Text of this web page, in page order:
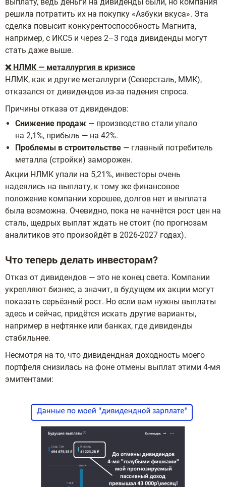
решила потратить их на покупку «Азбуки вкуса». Эта
сделка повысит конкурентоспособность Магнита,
например, с ИКС5 и через 2–3 года дивиденды могут
стать даже выше.
❌ НЛМК — металлургия в кризисе
НЛМК, как и другие металлурги (Северсталь, ММК),
отказался от дивидендов из-за падения спроса.
Причины отказа от дивидендов:
Снижение продаж — производство стали упало
на 2,1%, прибыль — на 42%.
Проблемы в строительстве — главный потребитель
металла (стройки) заморожен.
Акции НЛМК упали на 5,21%, инвесторы очень
надеялись на выплату, к тому же финансовое
положение компании хорошее, долгов нет и выплата
была возможна. Очевидно, пока не начнётся рост цен на
сталь, щедрых выплат ждать не стоит (по прогнозам
аналитиков это произойдёт в 2026-2027 годах).
Что теперь делать инвесторам?
Отказ от дивидендов — это не конец света. Компании
укрепляют бизнес, а значит, в будущем их акции могут
показать серьёзный рост. Но если вам нужны выплаты
здесь и сейчас, придётся искать другие варианты,
например в нефтянке или банках, где дивиденды
стабильнее.
Несмотря на то, что дивидендная доходность моего
портфеля снизилась на фоне отмены выплат этими 4-мя
эмитентами: